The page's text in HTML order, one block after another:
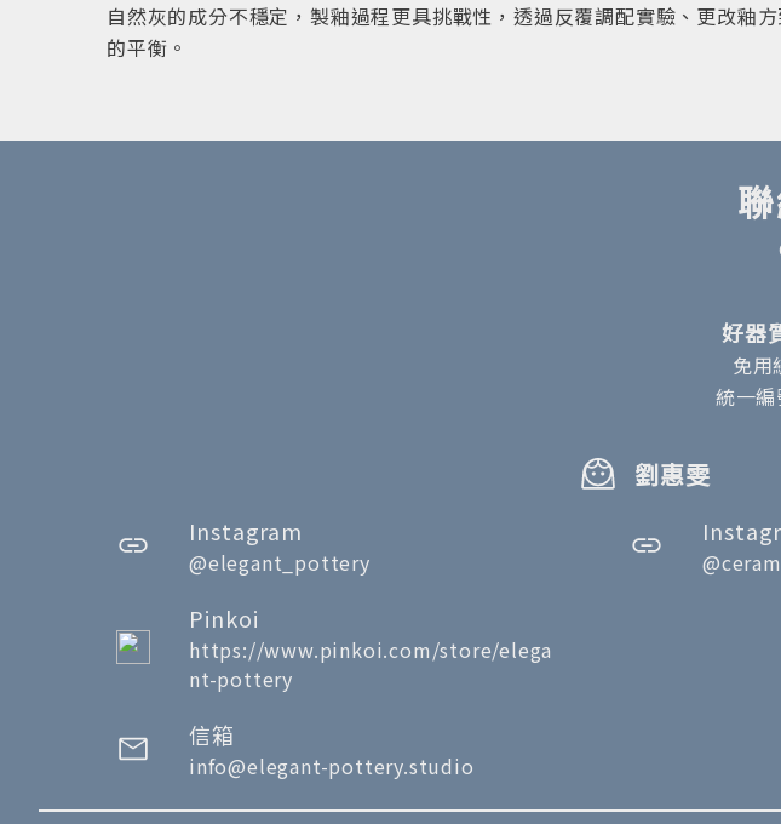
自然灰的成分不穩定，製釉過程更具挑戰性，透過反覆調配實驗、更改釉
的平衡。
好器
免用
統一
Instagram
@elegant_pottery
Pinkoi
https://www.pinkoi.com/store/elega
nt-pottery
信箱
info@elegant-pottery.studio
劉惠雯